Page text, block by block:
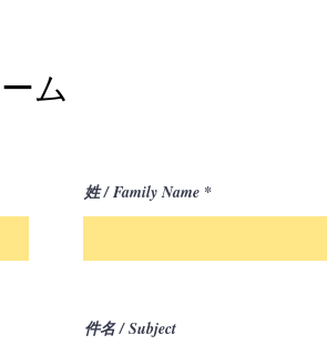
ーム
姓 / Family Name
件名 / Subject